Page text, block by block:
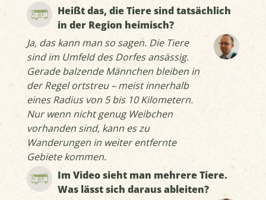
Heißt das, die Tiere sind tatsächlich
in der Region heimisch?
Ja, das kann man so sagen. Die Tiere
sind im Umfeld des Dorfes ansässig.
Gerade balzende Männchen bleiben in
der Regel ortstreu – meist innerhalb
eines Radius von 5 bis 10 Kilometern.
Nur wenn nicht genug Weibchen
vorhanden sind, kann es zu
Wanderungen in weiter entfernte
Gebiete kommen.
Im Video sieht man mehrere Tiere.
Was lässt sich daraus ableiten?